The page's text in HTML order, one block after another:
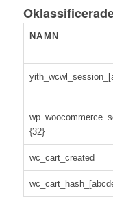
NAMN
{32}
wc_cart_created